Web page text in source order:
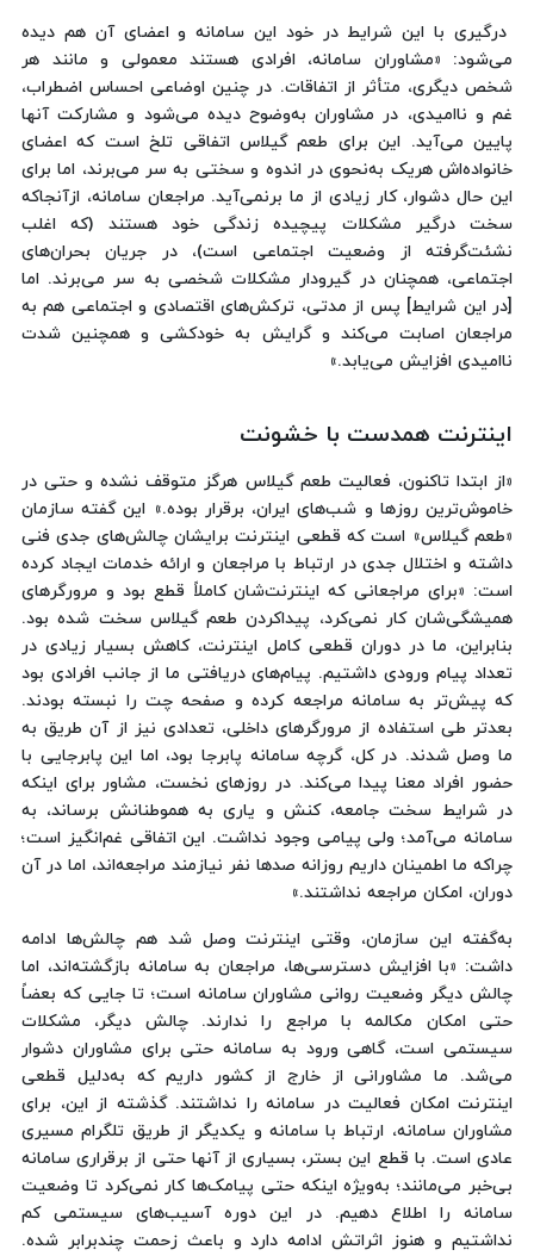
درگیری با این شرایط در خود این سامانه‌ و اعضای آن هم دیده
می‌شود: «مشاوران سامانه، افرادی هستند معمولی و مانند هر
شخص دیگری، متأثر از اتفاقات. در چنین اوضاعی احساس اضطراب،
غم و ناامیدی، در مشاوران به‌وضوح دیده می‌شود و مشارکت آنها
پایین می‌آید. این برای طعم گیلاس اتفاقی تلخ است که اعضای
خانواده‌اش هریک به‌نحوی در اندوه و سختی به سر می‌برند، اما برای
این حال دشوار، کار زیادی از ما برنمی‌آید. مراجعان سامانه، ازآنجاکه
سخت درگیر مشکلات پیچیده زندگی خود هستند (که اغلب
نشئت‌گرفته از وضعیت اجتماعی است)، در جریان بحران‌های
اجتماعی، همچنان در گیرودار مشکلات شخصی به سر می‌برند. اما
[در این شرایط] پس از مدتی، ترکش‌های اقتصادی و اجتماعی هم به
مراجعان اصابت می‌کند و گرایش به خودکشی و همچنین شدت
ناامیدی افزایش می‌یابد.»
اینترنت همدست با خشونت
«از ابتدا تاکنون، فعالیت طعم گیلاس هرگز متوقف نشده و حتی در
خاموش‌ترین روزها و شب‌های ایران، برقرار بوده.» این گفته سازمان
«طعم گیلاس» است که قطعی اینترنت برایشان چالش‌های جدی فنی
داشته و اختلال جدی در ارتباط با مراجعان و ارائه خدمات ایجاد کرده
است: «برای مراجعانی که اینترنت‌شان کاملاً قطع بود و مرورگرهای
همیشگی‌شان کار نمی‌کرد، پیداکردن طعم گیلاس سخت شده بود.
بنابراین، ما در دوران قطعی کامل اینترنت، کاهش بسیار زیادی در
تعداد پیام ورودی داشتیم. پیام‌های دریافتی ما از جانب افرادی بود
که پیش‌تر به سامانه مراجعه کرده و صفحه چت را نبسته بودند.
بعدتر طی استفاده از مرورگرهای داخلی، تعدادی نیز از آن طریق به
ما وصل شدند. در کل، گرچه سامانه پابرجا بود، اما این پابرجایی با
حضور افراد معنا پیدا می‌کند. در روزهای نخست، مشاور برای اینکه
در شرایط سخت جامعه، کنش و یاری به هموطنانش برساند، به
سامانه می‌آمد؛ ولی پیامی وجود نداشت. این اتفاقی غم‌انگیز است؛
چراکه ما اطمینان داریم روزانه صدها نفر نیازمند مراجعه‌اند، اما در آن
دوران، امکان مراجعه نداشتند.»
به‌گفته این سازمان، وقتی اینترنت وصل شد هم چالش‌ها ادامه
داشت: «با افزایش دسترسی‌ها، مراجعان به سامانه بازگشته‌اند، اما
چالش دیگر وضعیت روانی مشاوران سامانه است؛ تا جایی که بعضاً
حتی امکان مکالمه با مراجع را ندارند. چالش دیگر، مشکلات
سیستمی است، گاهی ورود به سامانه حتی برای مشاوران دشوار
می‌شد. ما مشاورانی از خارج از کشور داریم که به‌دلیل قطعی
اینترنت امکان فعالیت در سامانه را نداشتند. گذشته از این، برای
مشاوران سامانه، ارتباط با سامانه و یکدیگر از طریق تلگرام مسیری
عادی است. با قطع این بستر، بسیاری از آنها حتی از برقراری سامانه
بی‌خبر می‌مانند؛ به‌ویژه اینکه حتی پیامک‌ها کار نمی‌کرد تا وضعیت
سامانه را اطلاع دهیم. در این دوره آسیب‌های سیستمی کم
نداشتیم و هنوز اثراتش ادامه دارد و باعث زحمت چندبرابر شده.